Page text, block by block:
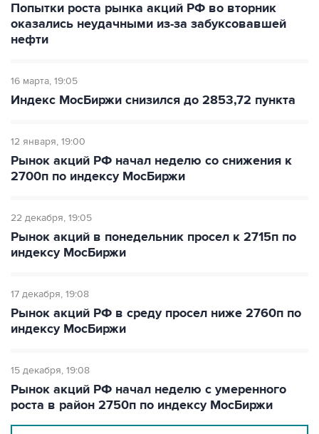
Попытки роста рынка акций РФ во вторник
оказались неудачными из-за забуксовавшей
нефти
16 марта 19:05
Индекс МосБиржи снизился до 2853,72 пункта
12 января 19:00
Рынок акций РФ начал неделю со снижения к
2700п по индексу МосБиржи
22 декабря 19:05
Рынок акций в понедельник просел к 2715п по
индексу МосБиржи
17 декабря 19:08
Рынок акций РФ в среду просел ниже 2760п по
индексу МосБиржи
15 декабря 19:08
Рынок акций РФ начал неделю с умеренного
роста в район 2750п по индексу МосБиржи